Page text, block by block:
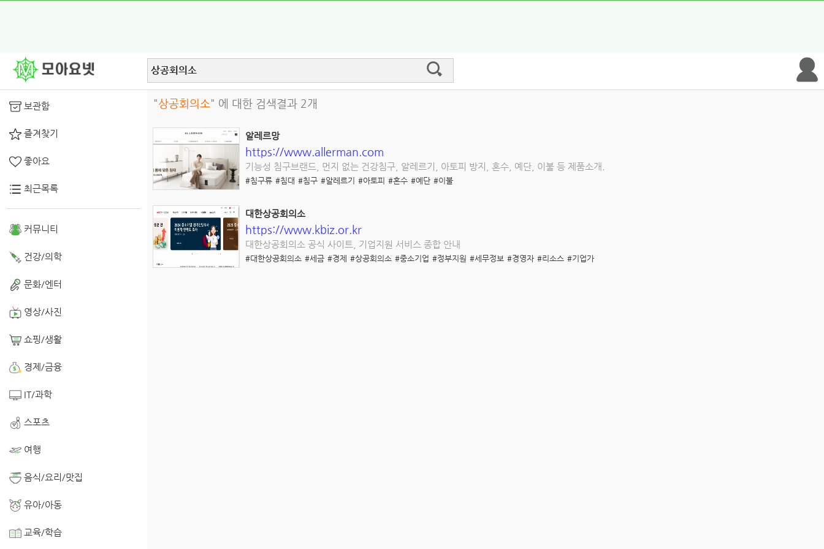
보관함
즐겨찾기
좋아요
최근목록
커뮤니티
건강/의학
문화/엔터
영상/사진
쇼핑/생활
경제/금융
IT/과학
스포츠
여행
음식/요리/맛집
유아/아동
교육/학습
"상공회의소" 에 대한 검색결과 2개
알레르망
https://www.allerman.com
기능성 침구브랜드, 먼지 없는 건강침구, 알레르기, 아토피 방지, 혼수, 예단, 이불 등 제품소개.
#침구류 #침대 #침구 #알레르기 #아토피 #혼수 #예단 #이불
대한상공회의소
https://www.kbiz.or.kr
대한상공회의소 공식 사이트, 기업지원 서비스 종합 안내
#대한상공회의소 #세금 #경제 #상공회의소 #중소기업 #정부지원 #세무정보 #경영자 #리소스 #기업가